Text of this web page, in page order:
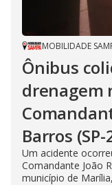
MOBILIDADE
Ônibus
drenagem
Barros
Um acidente
Comandante João
município de